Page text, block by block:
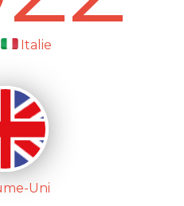
Italie
Uni